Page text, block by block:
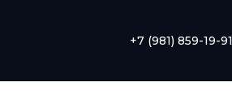
+7 (981) 859-19-91